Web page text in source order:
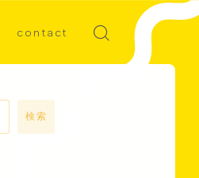
contact
検索